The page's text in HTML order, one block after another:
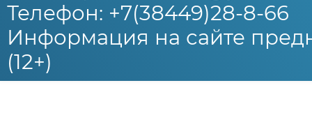
Телефон: +7(38449)28-8-66
Информация на сайте
(12+)